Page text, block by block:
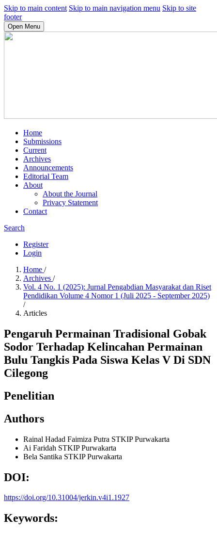
Skip to main content Skip to main navigation menu Skip to site
footer
Open Menu
Home
Submissions
Current
Archives
Announcements
Editorial Team
About
About the Journal
Privacy Statement
Contact
Search
Register
Login
Home /
Archives /
Vol. 4 No. 1 (2025): Jurnal Pengabdian Masyarakat dan Riset
Pendidikan Volume 4 Nomor 1 (Juli 2025 - September 2025)
/
Articles
Pengaruh Permainan Tradisional Gobak
Sodor Terhadap Kelincahan Permainan
Bulu Tangkis Pada Siswa Kelas V Di SDN
Cilegong
Penelitian
Authors
Rainal Hadad Faimiza Putra STKIP Purwakarta
Ai Faridah STKIP Purwakarta
Bela Santika STKIP Purwakarta
DOI:
https://doi.org/10.31004/jerkin.v4i1.1927
Keywords: